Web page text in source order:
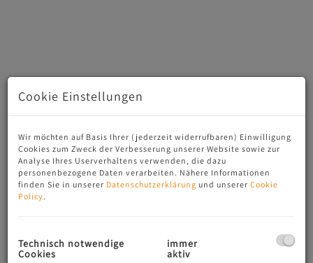
Beschreibung
geschichtsträchtig!
Cookie Einstellungen
Wir möchten auf Basis Ihrer (jederzeit widerrufbaren) Einwilligung
Cookies zum Zweck der Verbesserung unserer Website sowie zur
Analyse Ihres Userverhaltens verwenden, die dazu
personenbezogene Daten verarbeiten. Nähere Informationen
finden Sie in unserer Datenschutzerklärung und unserer Cookie
Policy.
Technisch notwendige
Cookies
immer
aktiv